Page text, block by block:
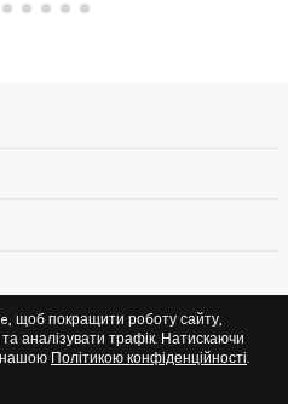
щоб покращити роботу сайту,
аналізувати трафік. Натискаючи
нашою Політикою конфіденційності.